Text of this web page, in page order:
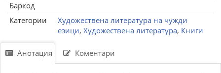
Баркод
Категории
Художествена литература на чужди
езици, Художествена литература, Книги
Анотация Коментари